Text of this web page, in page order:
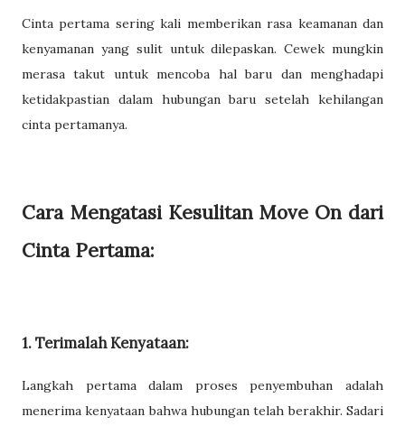
Cinta pertama sering kali memberikan rasa keamanan dan
kenyamanan yang sulit untuk dilepaskan. Cewek mungkin
merasa takut untuk mencoba hal baru dan menghadapi
ketidakpastian dalam hubungan baru setelah kehilangan
cinta pertamanya.
Cara Mengatasi Kesulitan Move On dari
Cinta Pertama:
1. Terimalah Kenyataan:
Langkah pertama dalam proses penyembuhan adalah
menerima kenyataan bahwa hubungan telah berakhir. Sadari